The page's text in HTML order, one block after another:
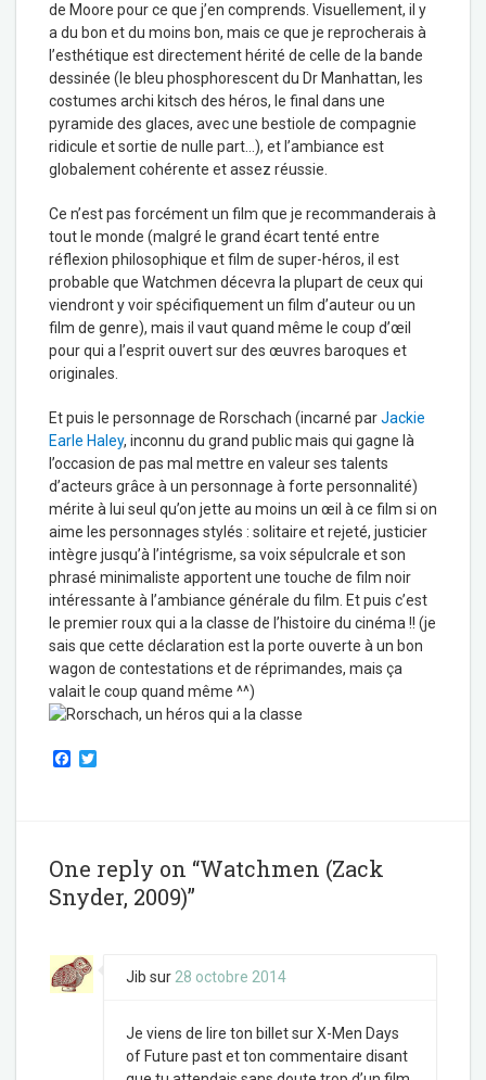
de Moore pour ce que j’en comprends. Visuellement, il y
a du bon et du moins bon, mais ce que je reprocherais à
l’esthétique est directement hérité de celle de la bande
dessinée (le bleu phosphorescent du Dr Manhattan, les
costumes archi kitsch des héros, le final dans une
pyramide des glaces, avec une bestiole de compagnie
ridicule et sortie de nulle part…), et l’ambiance est
globalement cohérente et assez réussie.
Ce n’est pas forcément un film que je recommanderais à
tout le monde (malgré le grand écart tenté entre
réflexion philosophique et film de super-héros, il est
probable que Watchmen décevra la plupart de ceux qui
viendront y voir spécifiquement un film d’auteur ou un
film de genre), mais il vaut quand même le coup d’œil
pour qui a l’esprit ouvert sur des œuvres baroques et
originales.
Et puis le personnage de Rorschach (incarné parJackie
Earle Haley, inconnu du grand public mais qui gagne là
l’occasion de pas mal mettre en valeur ses talents
d’acteurs grâce à un personnage à forte personnalité)
mérite à lui seul qu’on jette au moins un œil à ce film si on
aime les personnages stylés : solitaire et rejeté, justicier
intègre jusqu’à l’intégrisme, sa voix sépulcrale et son
phrasé minimaliste apportent une touche de film noir
intéressante à l’ambiance générale du film. Et puis c’est
le premier roux qui a la classe de l’histoire du cinéma !! (je
sais que cette déclaration est la porte ouverte à un bon
wagon de contestations et de réprimandes, mais ça
valait le coup quand même ^^)
F
o
k
r
One reply on “Watchmen (Zack
Snyder, 2009)”
Jib sur 28 octobre 2014
Je viens de lire ton billet sur X-Men Days
of Future past et ton commentaire disant